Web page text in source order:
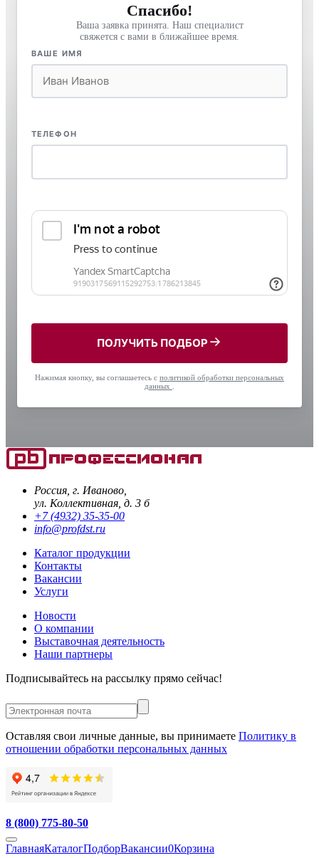
Спасибо!
Ваша заявка принята. Наш специалист
свяжется с вами в ближайшее время.
ВАШЕ ИМЯ
ТЕЛЕФОН
ПОЛУЧИТЬ ПОДБОР
Нажимая кнопку, вы соглашаетесь с политикой обработки персональных
данных
Россия, г. Иваново,
ул. Коллективная, д. 3 б
+7 (4932) 35-35-00
info@profdst.ru
Каталог продукции
Контакты
Вакансии
Услуги
Новости
О компании
Выставочная деятельность
Наши партнеры
Подписывайтесь на рассылку прямо сейчас!
Оставляя свои личные данные, вы принимаете Политику в
отношении обработки персональных данных
8 (800) 775-80-50
ГлавнаяКаталогПодборВакансии0Корзина